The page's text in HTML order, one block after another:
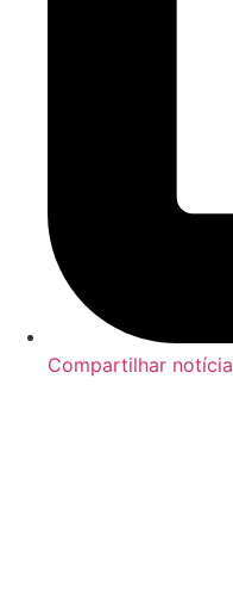
Compartilhar notícia